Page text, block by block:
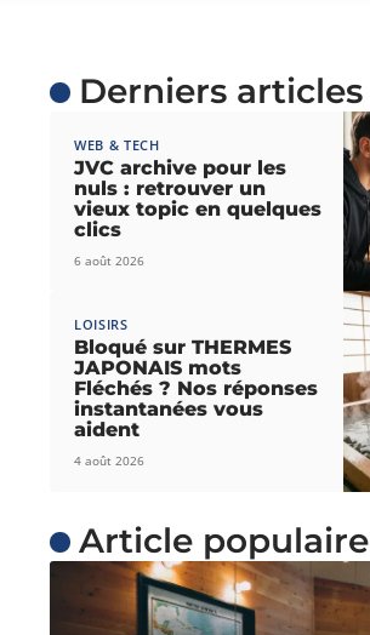
Derniers articles
WEB & TECH
JVC archive pour les
nuls : retrouver un
vieux topic en quelques
clics
6 août 2026
LOISIRS
Bloqué sur THERMES
JAPONAIS mots
Fléchés ? Nos réponses
instantanées vous
aident
4 août 2026
Article populaire